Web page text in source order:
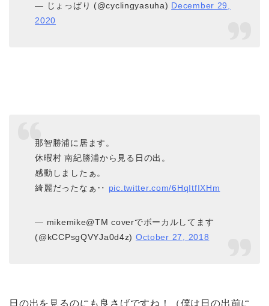
— じょっぱり (@cyclingyasuha) December 29,
2020
那智勝浦に居ます。
休暇村 南紀勝浦から見る日の出。
感動しましたぁ。
綺麗だったなぁ‥ pic.twitter.com/6HqItfIXHm
— mikemike@TM coverでボーカルしてます
(@kCCPsgQVYJa0d4z) October 27, 2018
日の出を見るのにも良さげですね！（僕は日の出前に